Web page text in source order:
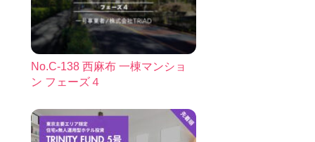
No.C-138 西麻布 一棟マンショ
ン フェーズ４